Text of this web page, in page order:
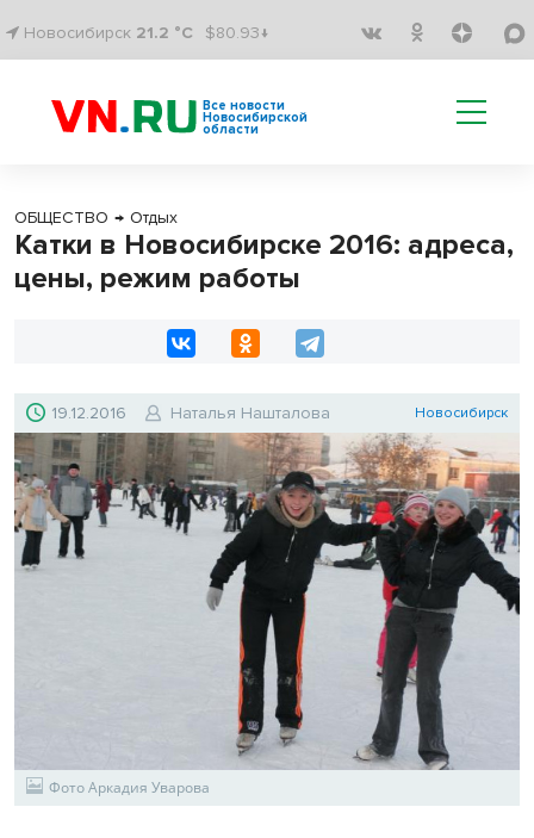
Новосибирск 21.2 °C $80.93↓
Все новости
Новосибирской
области
ОБЩЕСТВО → Отдых
Катки в Новосибирске 2016: адреса,
цены, режим работы
19.12.2016 Наталья Нашталова Новосибирск
Фото Аркадия Уварова